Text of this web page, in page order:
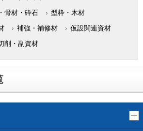
骨材・砕石 型枠・木材
補強・補修材 仮設関連資材
削・副資材